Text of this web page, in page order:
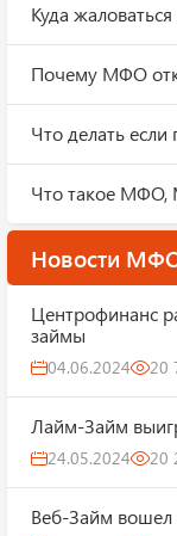
Куда
Почему МФО
Что делать если
Что такое
Новости
Центрофинанс
займы
04.06.2024 20
Лайм-Займ
24.05.2024 20
Веб-Займ